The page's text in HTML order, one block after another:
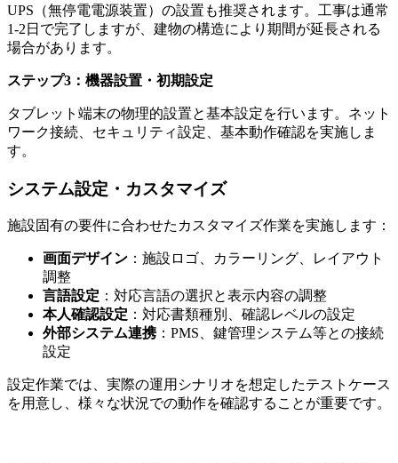
UPS（無停電電源装置）の設置も推奨されます。工事は通常
1-2日で完了しますが、建物の構造により期間が延長される
場合があります。
ステップ3：機器設置・初期設定
タブレット端末の物理的設置と基本設定を行います。ネット
ワーク接続、セキュリティ設定、基本動作確認を実施しま
す。
システム設定・カスタマイズ
施設固有の要件に合わせたカスタマイズ作業を実施します：
画面デザイン ：施設ロゴ、カラーリング、レイアウト
調整
言語設定 ：対応言語の選択と表示内容の調整
本人確認設定 ：対応書類種別、確認レベルの設定
外部システム連携：PMS、鍵管理システム等との接続
設定
設定作業では、実際の運用シナリオを想定したテストケース
を用意し、様々な状況での動作を確認することが重要です。